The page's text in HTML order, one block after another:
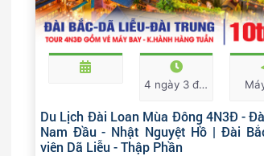
4 ngày 3 đêm
Du Lịch Đài Loan Mùa Đông 4N3Đ -
Nam Đầu - Nhật Nguyệt Hồ | Đài
viên Dã Liễu - Thập Phần